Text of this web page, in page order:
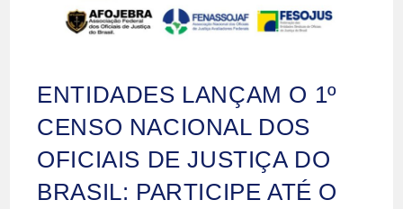
ENTIDADES LANÇAM O 1º
CENSO NACIONAL DOS
OFICIAIS DE JUSTIÇA DO
BRASIL: PARTICIPE ATÉ O